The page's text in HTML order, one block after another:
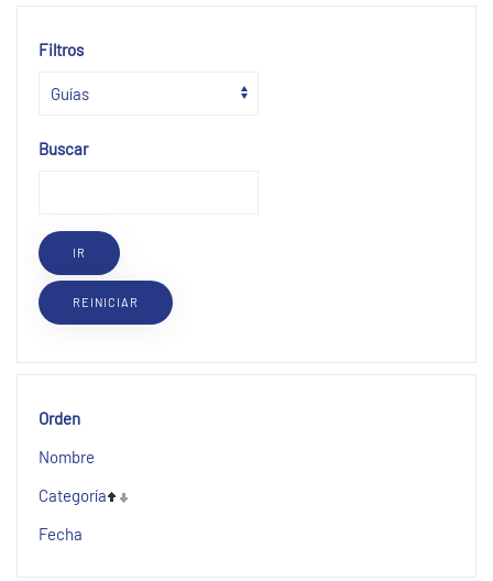
Filtros
Buscar
Orden
Nombre
Categoría
Fecha